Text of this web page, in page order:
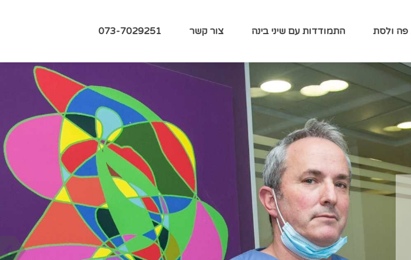
פה ולסת התמודדות עם שיני בינה צור קשר 073-7029251